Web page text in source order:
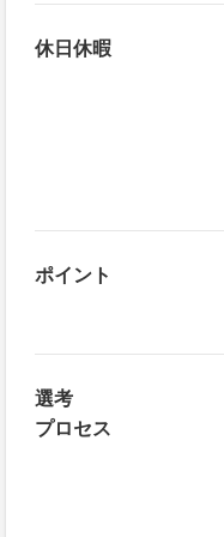
休日休暇
ポイント
選考
プロセス